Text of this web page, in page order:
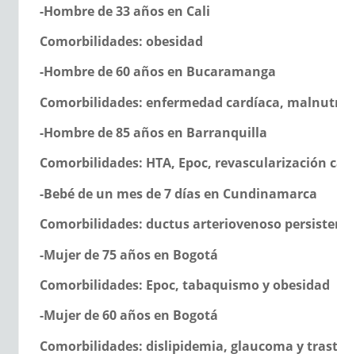
-Hombre de 33 años en Cali
Comorbilidades: obesidad
-Hombre de 60 años en Bucaramanga
Comorbilidades: enfermedad cardíaca,
-Hombre de 85 años en Barranquilla
Comorbilidades: HTA, Epoc,
-Bebé de un mes de 7 días en Cundinamarca
Comorbilidades: ductus arteriovenoso
-Mujer de 75 años en Bogotá
Comorbilidades: Epoc, tabaquismo y obesidad
-Mujer de 60 años en Bogotá
Comorbilidades: dislipidemia, glaucoma y